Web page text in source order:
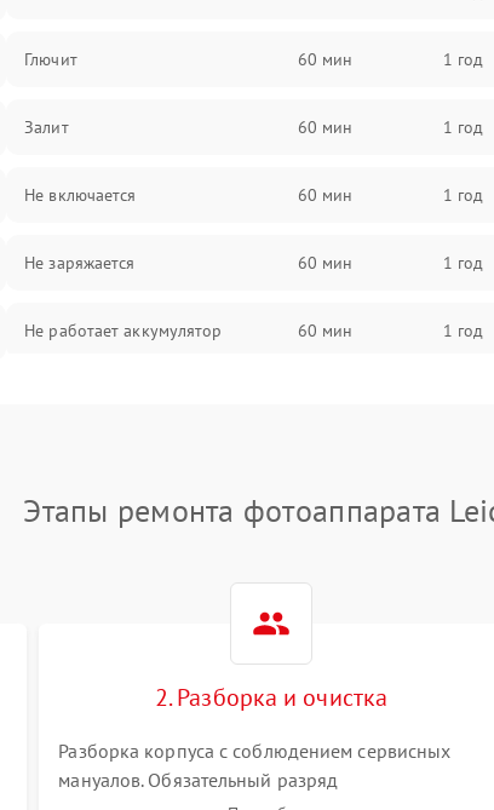
Глючит 60 мин 1 год
Залит 60 мин 1 год
Не включается 60 мин 1 год
Не заряжается 60 мин 1 год
Не работает аккумулятор 60 мин 1 год
Этапы ремонта фотоаппарата
2. Разборка и очистка
Разборка корпуса с соблюдением сервисных
мануалов. Обязательный разряд